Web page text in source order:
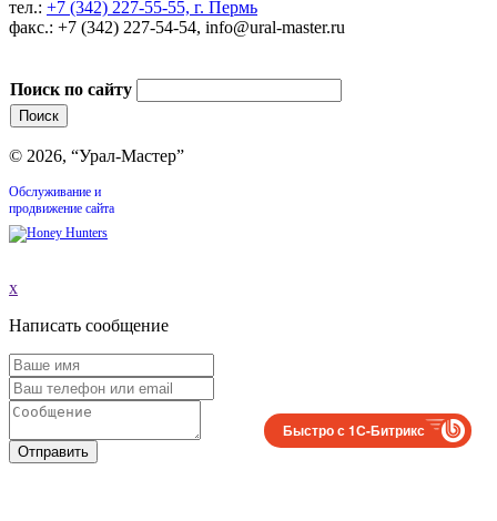
тел.: +7 (342) 227-55-55, г. Пермь
факс.: +7 (342) 227-54-54, info@ural-master.ru
Поиск по сайту
© 2026, “Урал-Мастер”
Обслуживание и
продвижение сайта
x
Написать сообщение
Отправить
Быстро с 1С-Битрикс